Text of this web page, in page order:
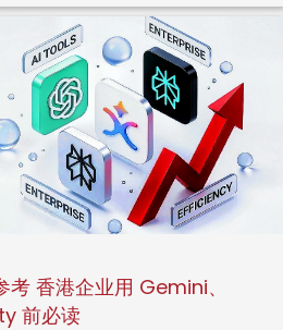
香港企业用 Gemini、
前必读